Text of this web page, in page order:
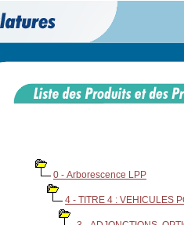
0 - Arborescence LPP
4 - TITRE 4 : VEHICULES